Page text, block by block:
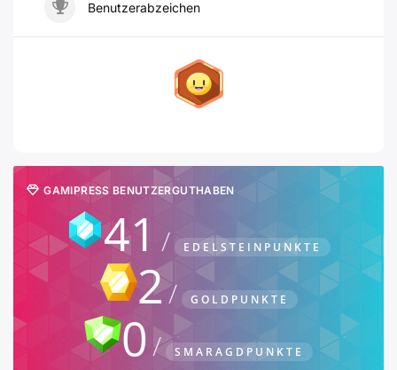
Benutzerabzeichen
GAMIPRESS BENUTZERGUTHABEN
41 EDELSTEINPUNKTE
2 GOLDPUNKTE
0 SMARAGDPUNKTE